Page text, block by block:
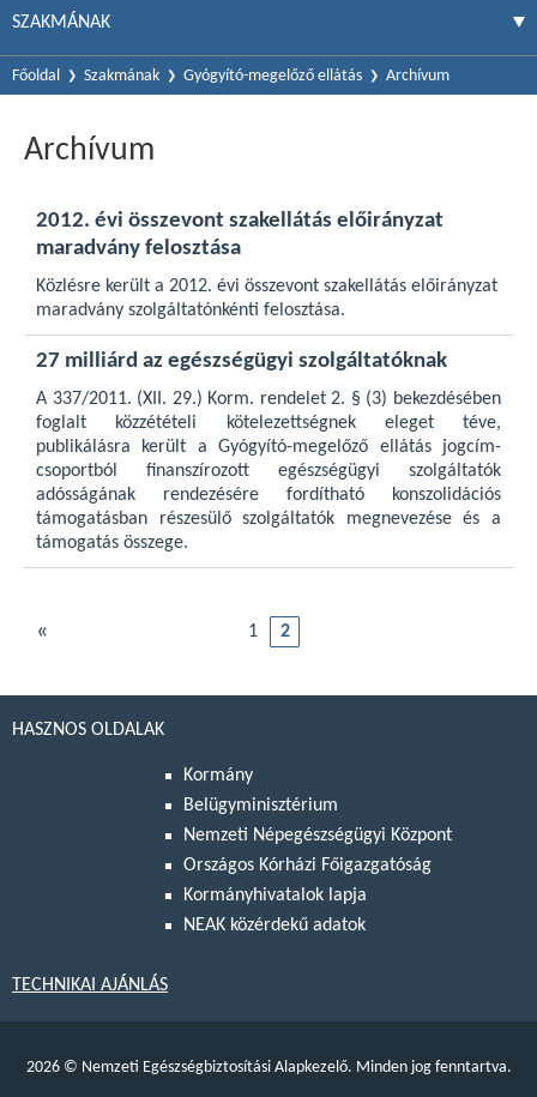
SZAKMÁNAK
Főoldal Szakmának Gyógyító-megelőző ellátás Archívum
Archívum
2012. évi összevont szakellátás előirányzat
maradvány felosztása
Közlésre került a 2012. évi összevont szakellátás előirányzat
maradvány szolgáltatónkénti felosztása.
27 milliárd az egészségügyi szolgáltatóknak
A 337/2011. (XII. 29.) Korm. rendelet 2. § (3) bekezdésében
foglalt közzétételi kötelezettségnek eleget téve,
publikálásra került a Gyógyító-megelőző ellátás jogcím-
csoportból finanszírozott egészségügyi szolgáltatók
adósságának rendezésére fordítható konszolidációs
támogatásban részesülő szolgáltatók megnevezése és a
támogatás összege.
« 1 2
HASZNOS OLDALAK
Kormány
Belügyminisztérium
Nemzeti Népegészségügyi Központ
Országos Kórházi Főigazgatóság
Kormányhivatalok lapja
NEAK közérdekű adatok
TECHNIKAI AJÁNLÁS
2026 © Nemzeti Egészségbiztosítási Alapkezelő. Minden jog fenntartva.